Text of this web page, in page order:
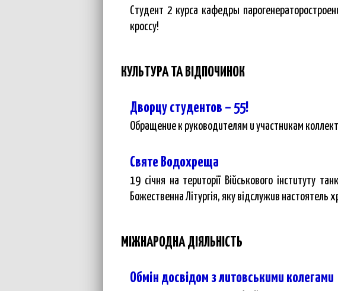
Студент 2 курса кафедры
кроссу!
КУЛЬТУРА ТА ВІДПОЧИНОК
Дворцу студентов – 55!
Обращение к руководителям и участникам
Святе Водохреща
19 січня на території Військового інституту
Божественна Літургія, яку відслужив настоятель
МІЖНАРОДНА ДІЯЛЬНІСТЬ
Обмін досвідом з литовськими колегами